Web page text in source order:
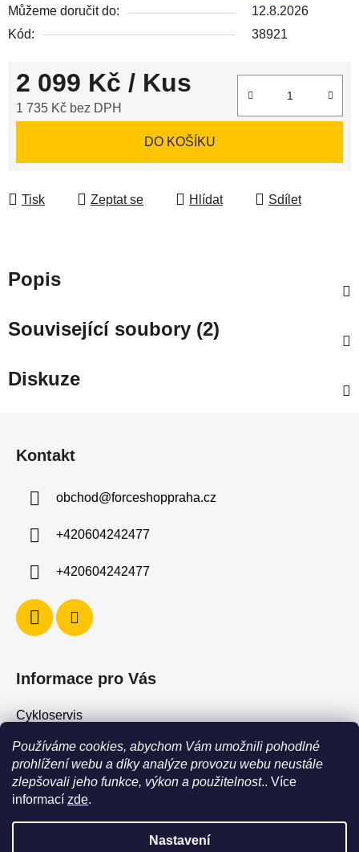
Používáme cookies, abychom Vám umožnili pohodlné
prohlížení webu a díky analýze provozu webu neustále
zlepšovali jeho funkce, výkon a použitelnost.. Více
informací zde.
Nastavení
Můžeme doručit do:
12.8.2026
Kód:
38921
2 099 Kč / Kus
1 735 Kč bez DPH
DO KOŠÍKU
Tisk Zeptat se Hlídat Sdílet
Popis
Související soubory (2)
Diskuze
Kontakt
obchod@forceshoppraha.cz
+420604242477
+420604242477
Informace pro Vás
Cykloservis
Skiservis
Obchodní podmínky
Podmínky ochrany osobních údajů